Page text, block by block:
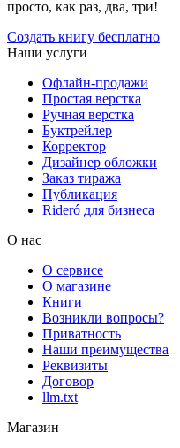
просто, как раз, два, три!
Создать книгу бесплатно
Наши услуги
Офлайн-продажи
Простая верстка
Ручная верстка
Буктрейлер
Корректор
Дизайнер обложки
Заказ тиража
Публикация
Rideró для бизнеса
О нас
О сервисе
О магазине
Книги
Возникли вопросы?
Приватность
Наши преимущества
Реквизиты
Договор
llm.txt
Магазин